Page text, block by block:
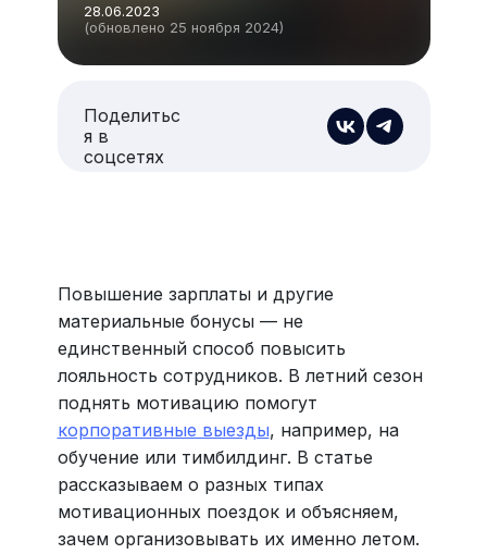
28.06.2023
(обновлено 25 ноября 2024)
Поделитьс
я в
соцсетях
Повышение зарплаты и другие
материальные бонусы — не
единственный способ повысить
лояльность сотрудников. В летний сезон
поднять мотивацию помогут
корпоративные выезды, например, на
обучение или тимбилдинг. В статье
рассказываем о разных типах
мотивационных поездок и объясняем,
зачем организовывать их именно летом.